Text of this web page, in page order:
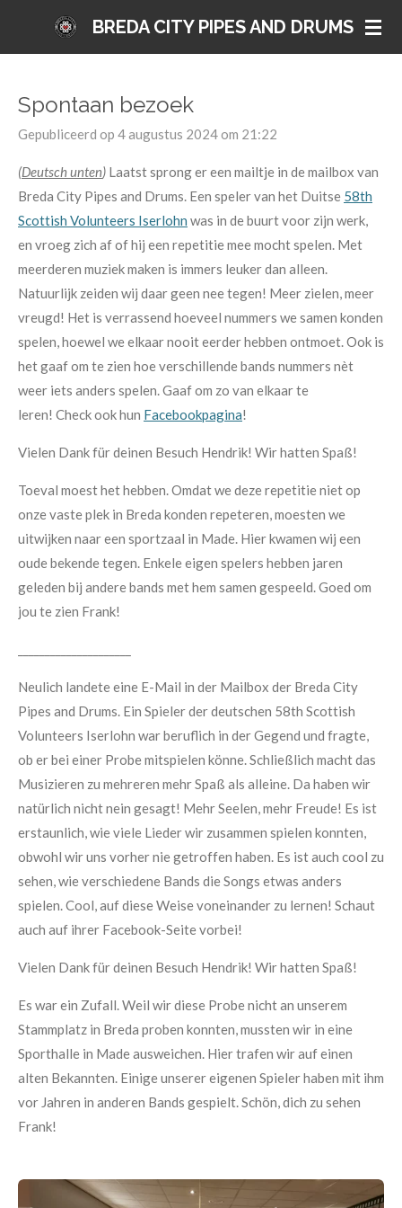
hoofdinhoud
BREDA CITY PIPES AND DRUMS
Spontaan bezoek
Gepubliceerd op 4 augustus 2024 om 21:22
(Deutsch unten) Laatst sprong er een mailtje in de mailbox van
Breda City Pipes and Drums. Een speler van het Duitse 58th
Scottish Volunteers Iserlohn was in de buurt voor zijn werk,
en vroeg zich af of hij een repetitie mee mocht spelen. Met
meerderen muziek maken is immers leuker dan alleen.
Natuurlijk zeiden wij daar geen nee tegen! Meer zielen, meer
vreugd! Het is verrassend hoeveel nummers we samen konden
spelen, hoewel we elkaar nooit eerder hebben ontmoet. Ook is
het gaaf om te zien hoe verschillende bands nummers nèt
weer iets anders spelen. Gaaf om zo van elkaar te
leren! Check ook hun Facebookpagina!
Vielen Dank für deinen Besuch Hendrik! Wir hatten Spaß!
Toeval moest het hebben. Omdat we deze repetitie niet op
onze vaste plek in Breda konden repeteren, moesten we
uitwijken naar een sportzaal in Made. Hier kwamen wij een
oude bekende tegen. Enkele eigen spelers hebben jaren
geleden bij andere bands met hem samen gespeeld. Goed om
jou te zien Frank!
Neulich landete eine E-Mail in der Mailbox der Breda City
Pipes and Drums. Ein Spieler der deutschen 58th Scottish
Volunteers Iserlohn war beruflich in der Gegend und fragte,
ob er bei einer Probe mitspielen könne. Schließlich macht das
Musizieren zu mehreren mehr Spaß als alleine. Da haben wir
natürlich nicht nein gesagt! Mehr Seelen, mehr Freude! Es ist
erstaunlich, wie viele Lieder wir zusammen spielen konnten,
obwohl wir uns vorher nie getroffen haben. Es ist auch cool zu
sehen, wie verschiedene Bands die Songs etwas anders
spielen. Cool, auf diese Weise voneinander zu lernen! Schaut
auch auf ihrer Facebook-Seite vorbei!
Vielen Dank für deinen Besuch Hendrik! Wir hatten Spaß!
Es war ein Zufall. Weil wir diese Probe nicht an unserem
Stammplatz in Breda proben konnten, mussten wir in eine
Sporthalle in Made ausweichen. Hier trafen wir auf einen
alten Bekannten. Einige unserer eigenen Spieler haben mit ihm
vor Jahren in anderen Bands gespielt. Schön, dich zu sehen
Frank!